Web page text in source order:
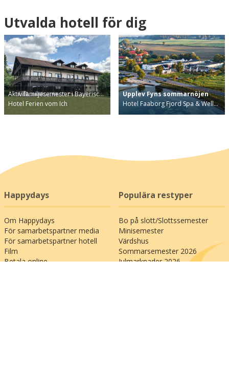
Utvalda hotell för dig
Aktiv familjesemester i Bayerisc…
Hotel Ferien vom Ich
Upplev Fyns sommarnöjen
Hotel Faaborg Fjord Spa & Well…
Happydays
Om Happydays
För samarbetspartner media
För samarbetspartner hotell
Film
Betala online
Populära restyper
Bo på slott/Slottssemester
Minisemester
Värdshus
Sommarsemester 2026
Julmarknader 2026